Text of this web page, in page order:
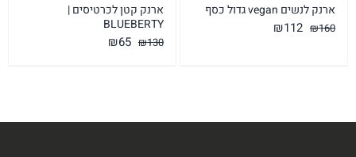
ארנק לנשים vegan גדול כסף
₪160
המחיר
₪112
ארנק קטן לכרטיסים |
BLUEBERTY
₪130
המחיר
₪65